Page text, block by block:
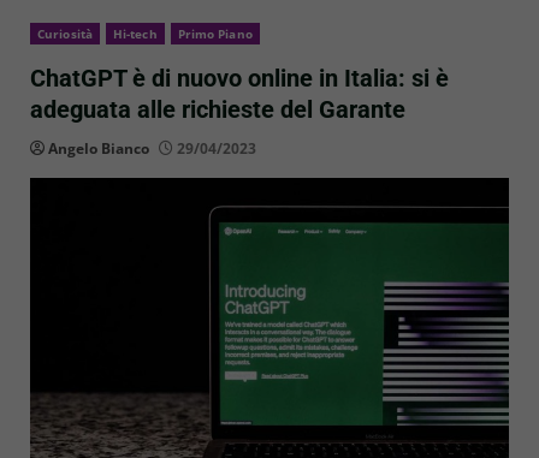
Curiosità Hi-tech Primo Piano
ChatGPT è di nuovo online in Italia: si è
adeguata alle richieste del Garante
Angelo Bianco 29/04/2023